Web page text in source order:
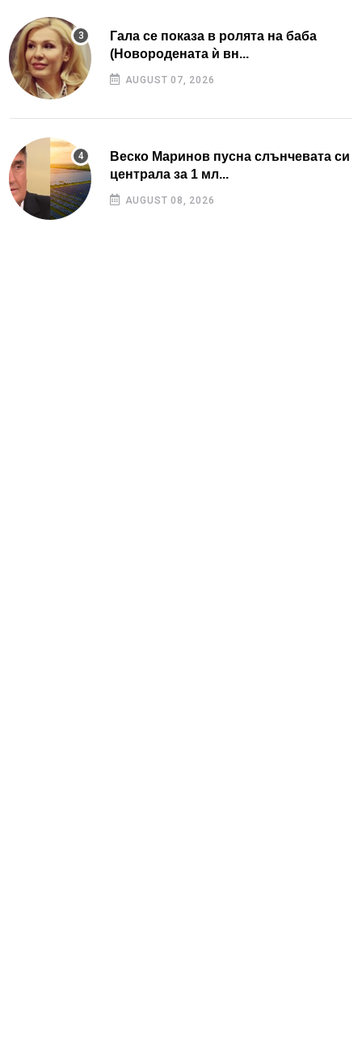
Гала се показа в ролята на баба
(Новородената ѝ вн...
AUGUST 07, 2026
Веско Маринов пусна слънчевата си
централа за 1 мл...
AUGUST 08, 2026